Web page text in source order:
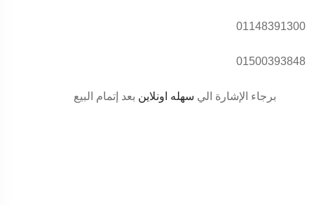
01148391300
01500393848
برجاء الإشارة الي سهله اونلاين بعد إتمام البيع